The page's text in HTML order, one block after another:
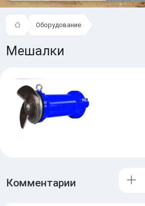
Оборудование
Мешалки
Комментарии